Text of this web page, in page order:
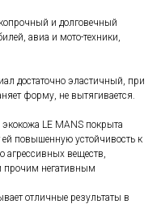
и долговечный
авиа и мото-техники,
достаточно эластичный, при
форму, не вытягивается.
LE MANS покрыта
повышенную устойчивость к
агрессивных веществ,
прочим негативным
отличные результаты в